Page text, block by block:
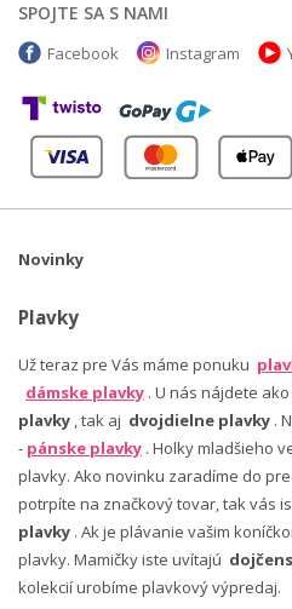
SPOJTE SA S NAMI
Facebook Instagram
Novinky
Plavky
Už teraz pre Vás máme ponuku
dámske plavky . U nás nájdete
plavky , tak aj dvojdielne plavky .
- pánske plavky . Holky mladšieho
plavky. Ako novinku zaradíme do
potrpíte na značkový tovar, tak vás
plavky . Ak je plávanie vašim
plavky. Mamičky iste uvítajú
kolekcií urobíme plavkový výpredaj.